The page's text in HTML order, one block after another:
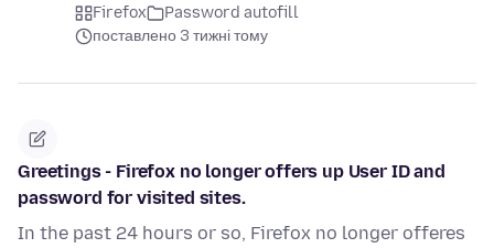
Firefox
Password autofill
поставлено 3 тижні тому
Greetings - Firefox no longer offers up User ID and
password for visited sites.
In the past 24 hours or so, Firefox no longer offeres